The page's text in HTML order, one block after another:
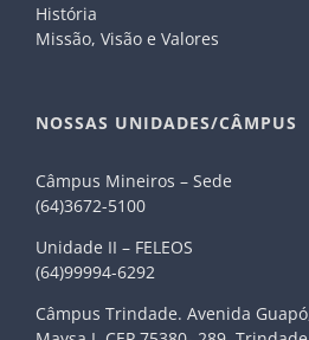
História
Missão, Visão e Valores
NOSSAS UNIDADES/CÂMPUS
Câmpus Mineiros – Sede
(64)3672-5100
Unidade II – FELEOS
(64)99994-6292
Câmpus Trindade. Avenida